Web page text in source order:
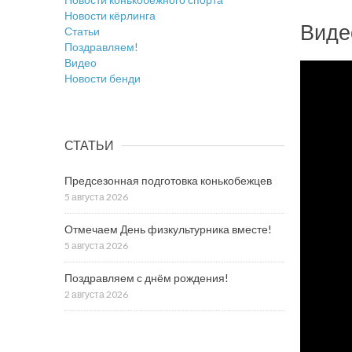
Новости кёрлинга
Статьи
Поздравляем!
Видео
Новости бенди
СТАТЬИ
Предсезонная подготовка конькобежцев
5 августа 2026
Отмечаем День физкультурника вместе!
5 августа 2026
Поздравляем с днём рождения!
2 августа 2026